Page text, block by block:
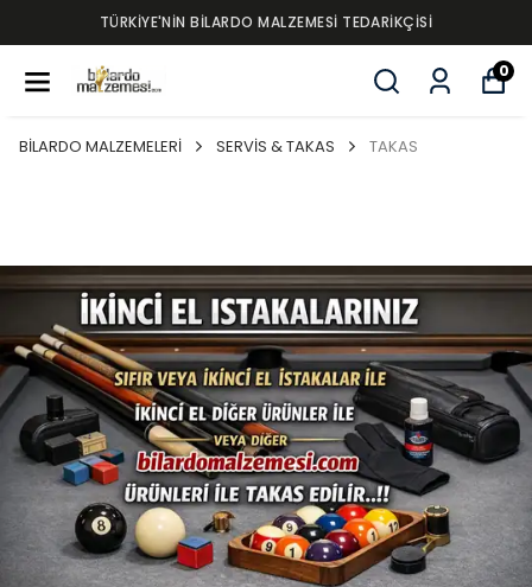
TÜRKİYE'NİN BİLARDO MALZEMESİ TEDARİKÇİSİ
0
BİLARDO MALZEMELERİ SERVİS & TAKAS TAKAS